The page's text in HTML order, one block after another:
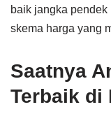
baik jangka
skema harga yang
Saatnya
Terbaik di